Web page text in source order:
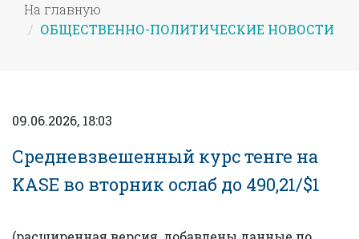
На главную
ОБЩЕСТВЕННО-ПОЛИТИЧЕСКИЕ НОВОСТИ
09.06.2026, 18:03
Средневзвешенный курс тенге на
KASE во вторник ослаб до 490,21/$1